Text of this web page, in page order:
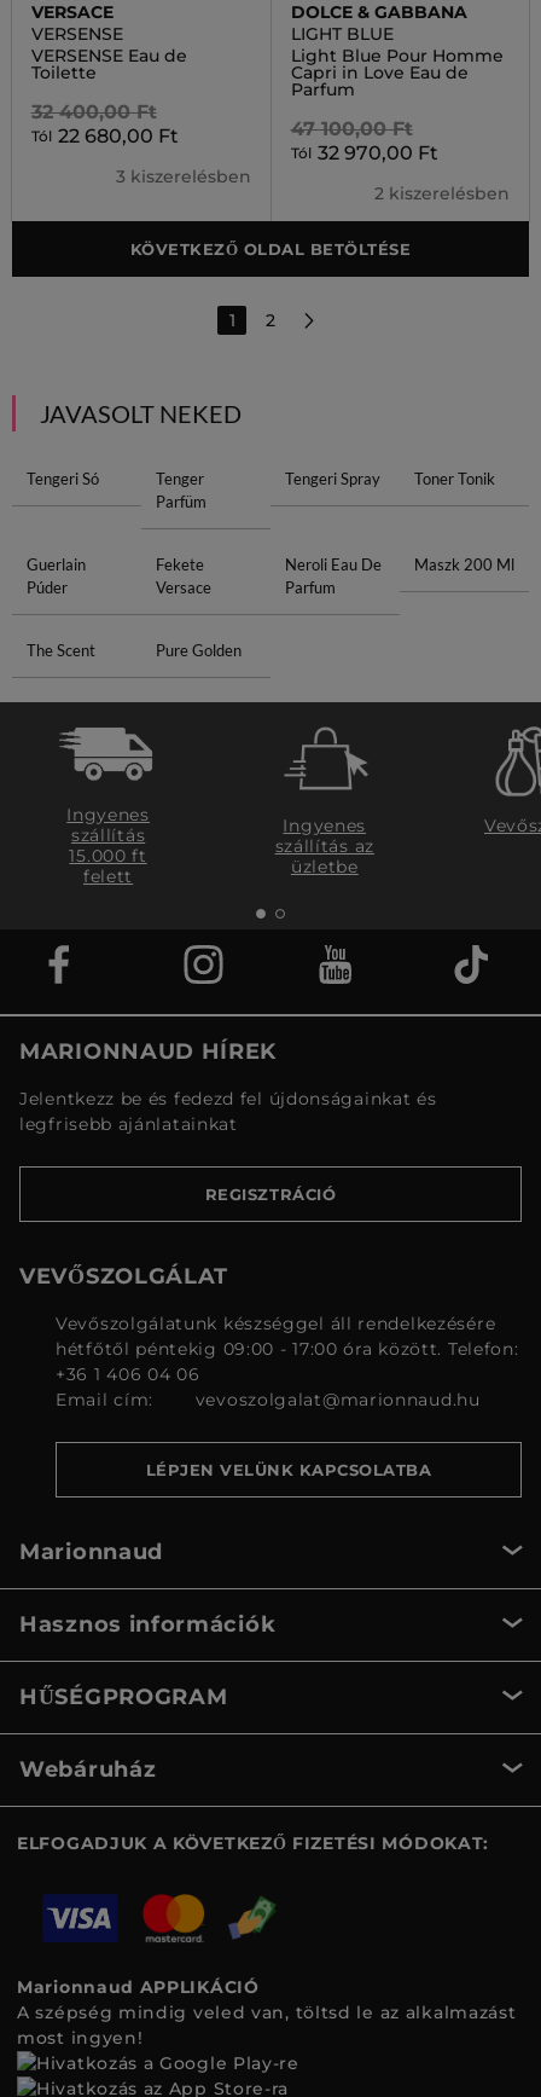
VERSACE
VERSENSE
VERSENSE Eau de
Toilette
32 400,00 Ft
Tól 22 680,00 Ft
3 kiszerelésben
DOLCE & GABBANA
LIGHT BLUE
Light Blue Pour Homme
Capri in Love Eau de
Parfum
47 100,00 Ft
Tól 32 970,00 Ft
2 kiszerelésben
KÖVETKEZŐ OLDAL BETÖLTÉSE
1 2
JAVASOLT NEKED
Tengeri Só
Tenger
Parfüm
Tengeri Spray Toner Tonik
Guerlain
Púder
Fekete
Versace
Neroli Eau De
Parfum
Maszk 200 Ml
The Scent Pure Golden
Ingyenes
szállítás
15.000 ft
felett
Ingyenes
szállítás az
üzletbe
MARIONNAUD HÍREK
Jelentkezz be és fedezd fel újdonságainkat és
legfrisebb ajánlatainkat
REGISZTRÁCIÓ
VEVŐSZOLGÁLAT
Vevőszolgálatunk készséggel áll rendelkezésére
hétfőtől péntekig 09:00 - 17:00 óra között. Telefon:
+36 1 406 04 06
Email cím:
vevoszolgalat@marionnaud.hu
LÉPJEN VELÜNK KAPCSOLATBA
Marionnaud
Hasznos információk
HŰSÉGPROGRAM
Webáruház
ELFOGADJUK A KÖVETKEZŐ FIZETÉSI MÓDOKAT:
Marionnaud APPLIKÁCIÓ
A szépség mindig veled van, töltsd le az alkalmazást
most ingyen!